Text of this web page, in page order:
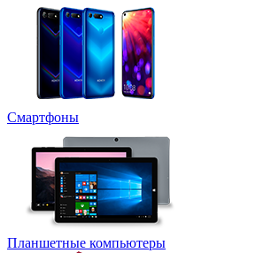
Смартфоны
Планшетные компьютеры